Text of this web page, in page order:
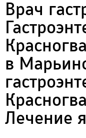
Врач
в
Лечение